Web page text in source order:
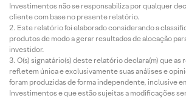
Investimentos não se responsabiliza por qualquer
cliente com base no presente relatório.
Este relatório foi elaborado considerando a
produtos de modo a gerar resultados de alocação
investidor.
O(s) signatário(s) deste relatório declara(m) que as
refletem única e exclusivamente suas análises e
foram produzidas de forma independente, inclusive
Investimentos e que estão sujeitas a modificações